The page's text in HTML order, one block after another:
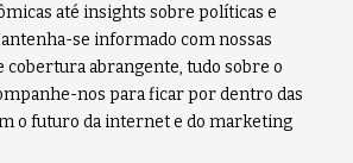
até insights sobre políticas e
se informado com nossas
cobertura abrangente, tudo sobre o
nos para ficar por dentro das
o futuro da internet e do marketing